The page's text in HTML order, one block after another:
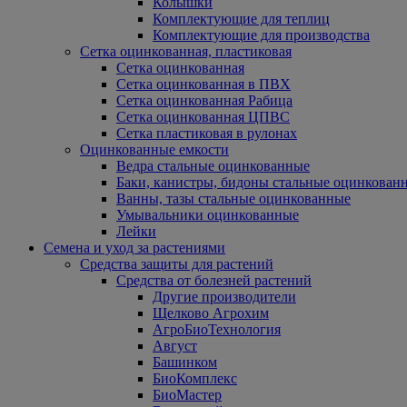
Комплектующие для теплиц
Комплектующие для производства
Сетка оцинкованная, пластиковая
Сетка оцинкованная
Сетка оцинкованная в ПВХ
Сетка оцинкованная Рабица
Сетка оцинкованная ЦПВС
Сетка пластиковая в рулонах
Оцинкованные емкости
Ведра стальные оцинкованные
Баки, канистры, бидоны стальные
Ванны, тазы стальные оцинкованные
Умывальники оцинкованные
Лейки
Семена и уход за растениями
Средства защиты для растений
Средства от болезней растений
Другие производители
Щелково Агрохим
АгроБиоТехнология
Август
Башинком
БиоКомплекс
БиоМастер